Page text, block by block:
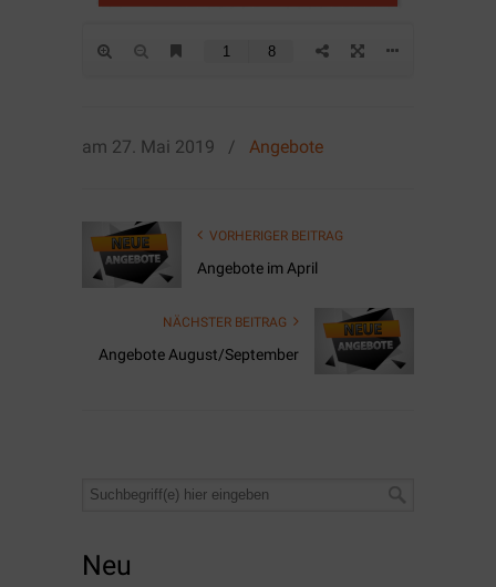
am 27. Mai 2019 / Angebote
VORHERIGER BEITRAG
Angebote im April
NÄCHSTER BEITRAG
Angebote August/September
Neu